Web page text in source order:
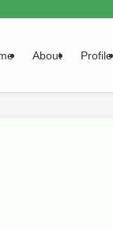
About Profile